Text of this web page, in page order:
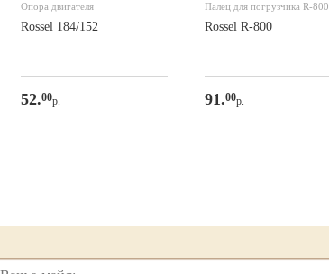
Опора двигателя
Rossel 184/152
52.00р.
Палец для погрузчика R-800
Rossel R-800
91.00р.